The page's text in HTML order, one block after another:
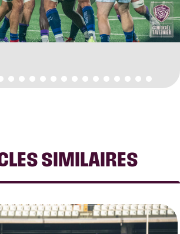
SIMILAIRES